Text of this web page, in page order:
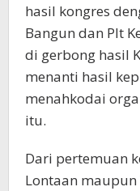
hasil kongres
Bangun dan Plt
di gerbong hasil
menanti hasil
menahkodai
itu.
Dari pertemuan
Lontaan